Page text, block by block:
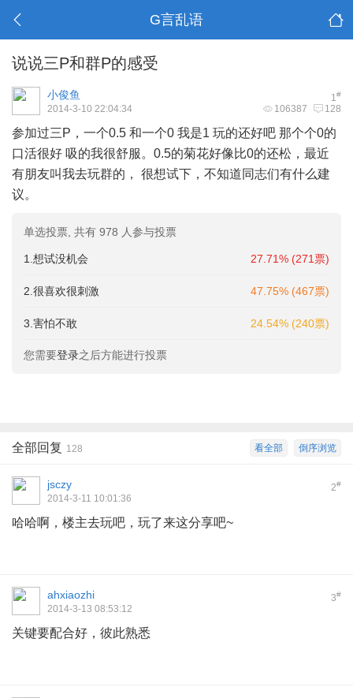
G言乱语
说说三P和群P的感受
1#
小俊鱼
106387 128
2014-3-10 22:04:34
参加过三P，一个0.5 和一个0 我是1 玩的还好吧 那个个0的
口活很好 吸的我很舒服。0.5的菊花好像比0的还松，最近
有朋友叫我去玩群的， 很想试下，不知道同志们有什么建
议。
单选投票, 共有 978 人参与投票
1.想试没机会 27.71% (271票)
2.很喜欢很刺激 47.75% (467票)
3.害怕不敢 24.54% (240票)
您需要登录之后方能进行投票
倒序浏览
看全部
全部回复 128
2#
jsczy
2014-3-11 10:01:36
哈哈啊，楼主去玩吧，玩了来这分享吧~
3#
ahxiaozhi
2014-3-13 08:53:12
关键要配合好，彼此熟悉